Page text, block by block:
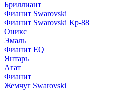
Бриллиант
Фианит Swarovski
Фианит Swarovski Кр-88
Оникс
Эмаль
Фианит EQ
Янтарь
Агат
Фианит
Жемчуг Swarovski